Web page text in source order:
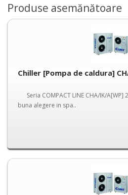
Produse asemănătoare
Chiller [Pompa de caldura]
Seria COMPACT LINE CHA/IK/A[WP]
buna alegere in spa..